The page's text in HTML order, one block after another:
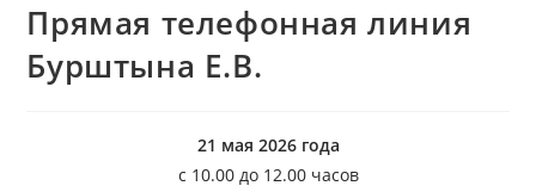
Прямая телефонная линия
Бурштына Е.В.
21 мая 2026 года
с 10.00 до 12.00 часов